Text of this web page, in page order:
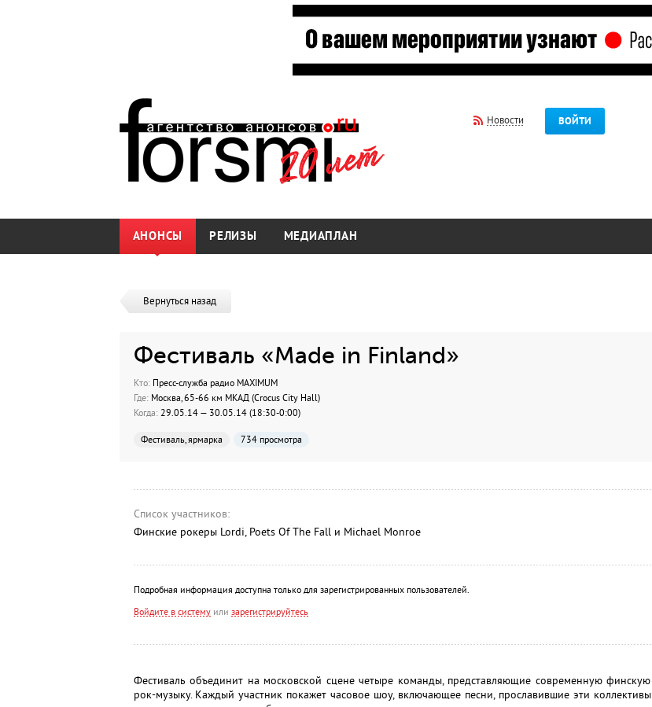
Новости ВОЙТИ
АНОНСЫ РЕЛИЗЫ МЕДИАПЛАН
Вернуться назад
Фестиваль «Made in Finland»
Кто:Пресс-служба радио MAXIMUM
Где:Москва, 65-66 км МКАД (Crocus City Hall)
Когда:29.05.14 — 30.05.14 (18:30-0:00)
Фестиваль, ярмарка 734 просмотра
Список участников:
Финские рокеры Lordi, Poets Of The Fall и Michael Monroe
Подробная информация доступна только для зарегистрированных пользователей.
Войдите в системуили зарегистрируйтесь
Фестиваль объединит на московской сцене четыре команды, представляющие современную финскую
рок-музыку. Каждый участник покажет часовое шоу, включающее песни, прославившие эти коллективы